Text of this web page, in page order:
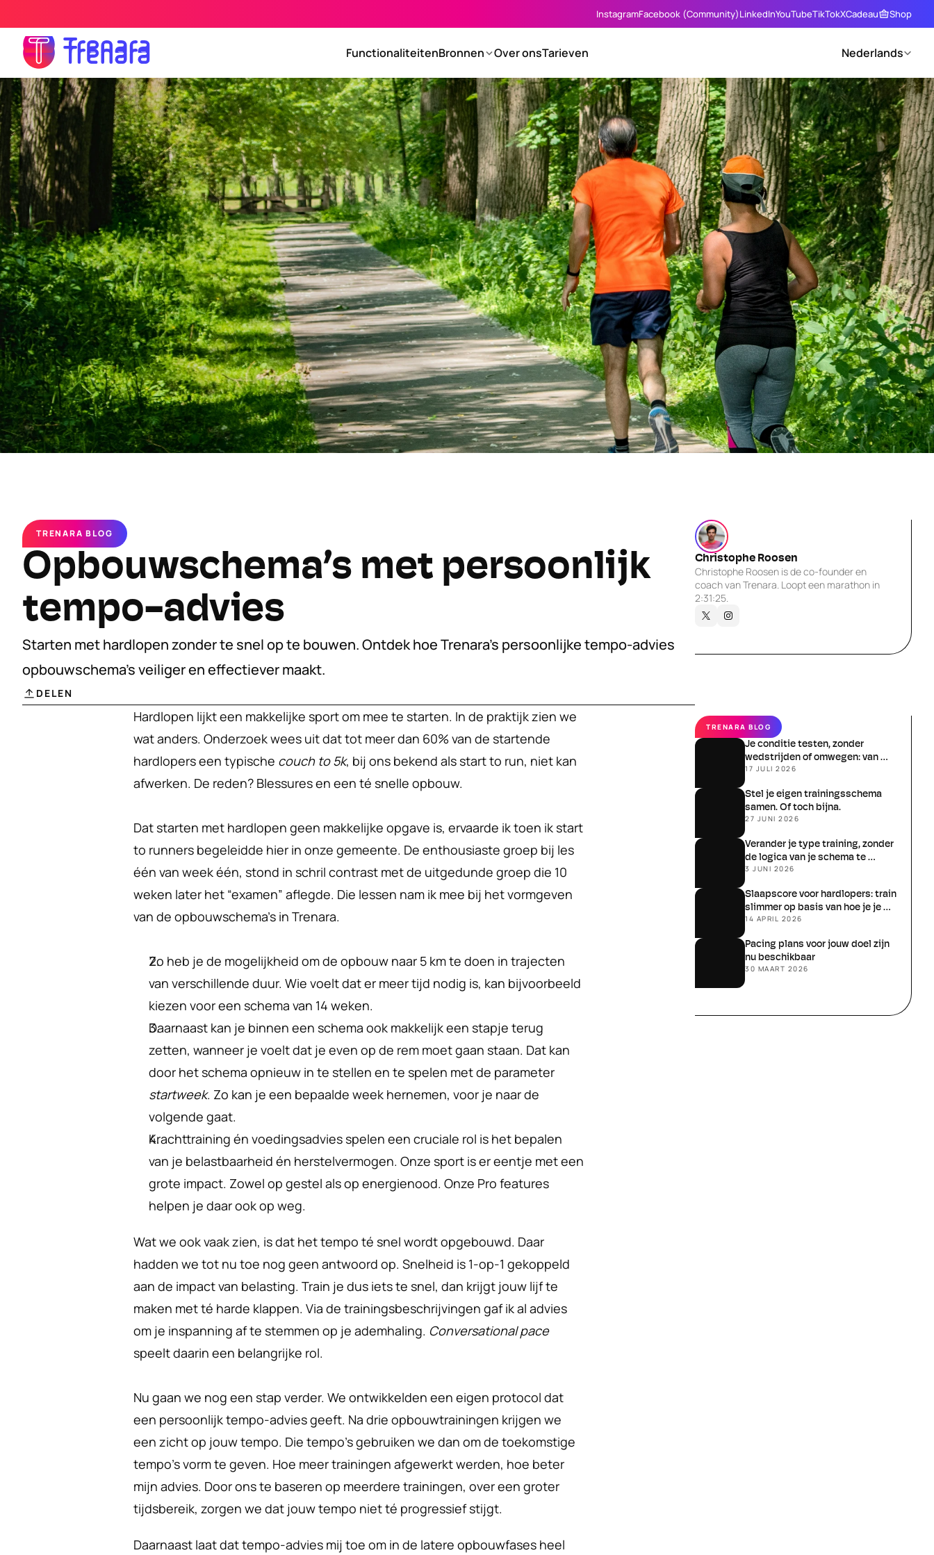
TRENARA BLOG
Opbouwschema’s met persoonlijk
tempo-advies
Starten met hardlopen zonder te snel op te bouwen. Ontdek hoe Trenara’s persoonlijke tempo-advies
opbouwschema’s veiliger en effectiever maakt.
Christophe Roosen
Christophe Roosen is de co-founder en
coach van Trenara. Loopt een marathon in
2:31:25.
DELEN
Hardlopen lijkt een makkelijke sport om mee te starten. In de praktijk zien we
wat anders. Onderzoek wees uit dat tot meer dan 60% van de startende
hardlopers een typische couch to 5k, bij ons bekend als start to run, niet kan
afwerken. De reden? Blessures en een té snelle opbouw.
Dat starten met hardlopen geen makkelijke opgave is, ervaarde ik toen ik start
to runners begeleidde hier in onze gemeente. De enthousiaste groep bij les
één van week één, stond in schril contrast met de uitgedunde groep die 10
weken later het “examen” aflegde. Die lessen nam ik mee bij het vormgeven
van de opbouwschema’s in Trenara.
Zo heb je de mogelijkheid om de opbouw naar 5 km te doen in trajecten
van verschillende duur. Wie voelt dat er meer tijd nodig is, kan bijvoorbeeld
kiezen voor een schema van 14 weken.
Daarnaast kan je binnen een schema ook makkelijk een stapje terug
zetten, wanneer je voelt dat je even op de rem moet gaan staan. Dat kan
startweek. Zo kan je een bepaalde week hernemen, voor je naar de
volgende gaat.
Krachttraining én voedingsadvies spelen een cruciale rol is het bepalen
van je belastbaarheid én herstelvermogen. Onze sport is er eentje met een
grote impact. Zowel op gestel als op energienood. Onze Pro features
helpen je daar ook op weg.
Wat we ook vaak zien, is dat het tempo té snel wordt opgebouwd. Daar
hadden we tot nu toe nog geen antwoord op. Snelheid is 1-op-1 gekoppeld
aan de impact van belasting. Train je dus iets te snel, dan krijgt jouw lijf te
maken met té harde klappen. Via de trainingsbeschrijvingen gaf ik al advies
om je inspanning af te stemmen op je ademhaling. Conversational pace
speelt daarin een belangrijke rol.
Nu gaan we nog een stap verder. We ontwikkelden een eigen protocol dat
een persoonlijk tempo-advies geeft. Na drie opbouwtrainingen krijgen we
een zicht op jouw tempo. Die tempo’s gebruiken we dan om de toekomstige
tempo’s vorm te geven. Hoe meer trainingen afgewerkt werden, hoe beter
mijn advies. Door ons te baseren op meerdere trainingen, over een groter
tijdsbereik, zorgen we dat jouw tempo niet té progressief stijgt.
Daarnaast laat dat tempo-advies mij toe om in de latere opbouwfases heel
TRENARA BLOG
Je conditie testen, zonder
wedstrijden of omwegen: van
schatten naar meten
17 JULI 2026
Stel je eigen trainingsschema
samen. Of toch bijna.
27 JUNI 2026
Verander je type training, zonder
de logica van je schema te
verliezen
3 JUNI 2026
Slaapscore voor hardlopers: train
slimmer op basis van hoe je je
écht voelt
14 APRIL 2026
Pacing plans voor jouw doel zijn
nu beschikbaar
30 MAART 2026
InstagramFacebook (Community)LinkedInYouTubeTikTokXCadeau Shop
FunctionaliteitenBronnen Over onsTarieven Nederlands